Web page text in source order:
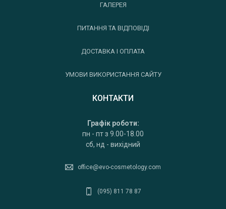
ГАЛЕРЕЯ
ПИТАННЯ ТА ВІДПОВІДІ
ДОСТАВКА І ОПЛАТА
УМОВИ ВИКОРИСТАННЯ САЙТУ
КОНТАКТИ
Графік роботи:
пн - пт з 9.00-18.00
сб, нд - вихідний
office@evo-cosmetology.com
(095) 811 78 87